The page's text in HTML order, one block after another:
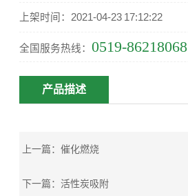
上架时间：2021-04-23 17:12:22
全国服务热线：0519-86218068
产品描述
上一篇：催化燃烧
下一篇：活性炭吸附